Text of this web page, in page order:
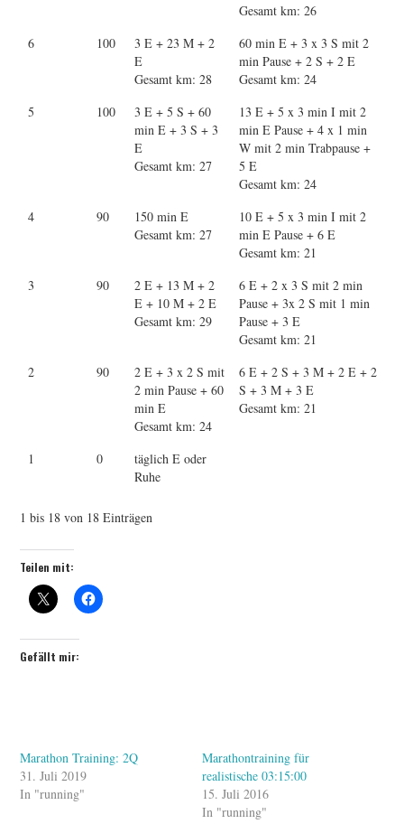
Gesamt km: 26
6
100
3 E + 23 M + 2
E
Gesamt km: 28
60 min E + 3 x 3 S mit 2
min Pause + 2 S + 2 E
Gesamt km: 24
5
100
3 E + 5 S + 60
min E + 3 S + 3
E
Gesamt km: 27
13 E + 5 x 3 min I mit 2
min E Pause + 4 x 1 min
W mit 2 min Trabpause +
5 E
Gesamt km: 24
4
90
150 min E
Gesamt km: 27
10 E + 5 x 3 min I mit 2
min E Pause + 6 E
Gesamt km: 21
3
90
2 E + 13 M + 2
E + 10 M + 2 E
Gesamt km: 29
6 E + 2 x 3 S mit 2 min
Pause + 3x 2 S mit 1 min
Pause + 3 E
Gesamt km: 21
2
90
2 E + 3 x 2 S mit
2 min Pause + 60
min E
Gesamt km: 24
6 E + 2 S + 3 M + 2 E + 2
S + 3 M + 3 E
Gesamt km: 21
1 0
täglich E oder
Ruhe
1 bis 18 von 18 Einträgen
Teilen mit:
Gefällt mir:
Marathon Training: 2Q
31. Juli 2019
In "running"
Marathontraining für
realistische 03:15:00
15. Juli 2016
In "running"